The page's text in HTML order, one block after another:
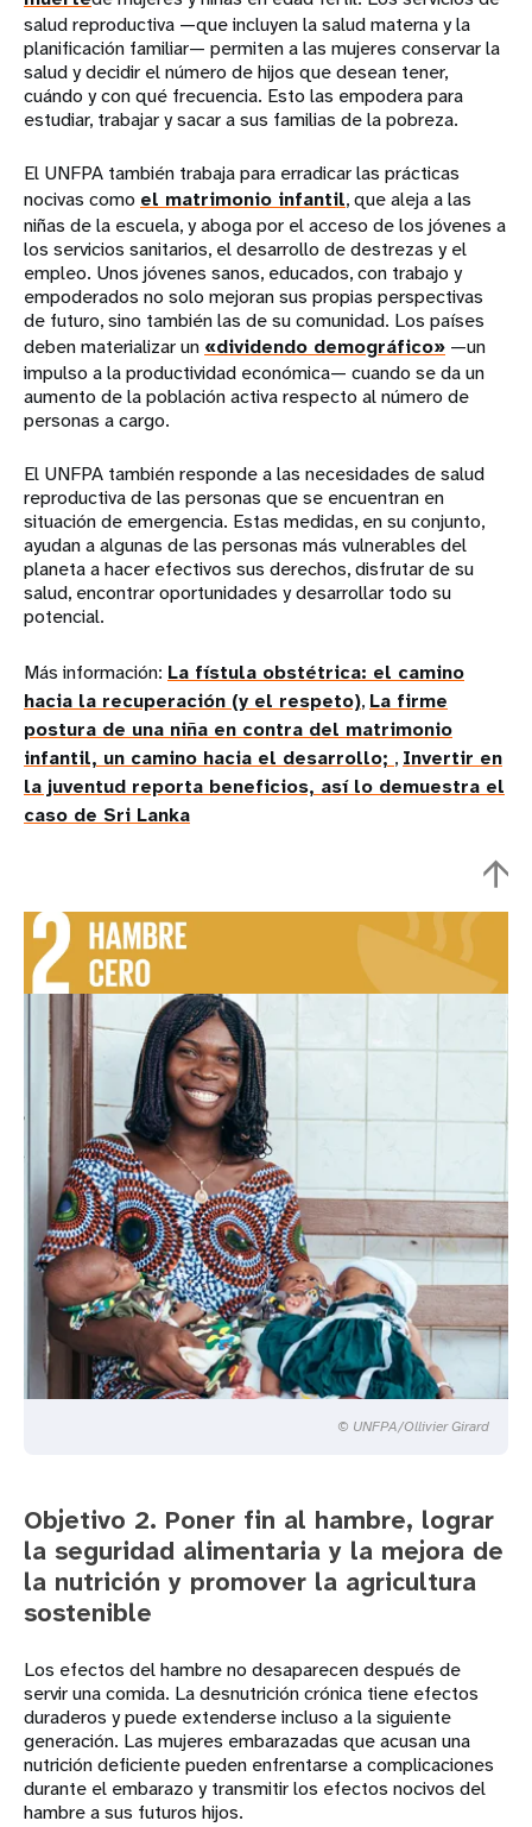
salud reproductiva —que incluyen la salud materna y la
planificación familiar— permiten a las mujeres conservar la
salud y decidir el número de hijos que desean tener,
cuándo y con qué frecuencia. Esto las empodera para
estudiar, trabajar y sacar a sus familias de la pobreza.
El UNFPA también trabaja para erradicar las prácticas
nocivas como el matrimonio infantil, que aleja a las
niñas de la escuela, y aboga por el acceso de los jóvenes a
los servicios sanitarios, el desarrollo de destrezas y el
empleo. Unos jóvenes sanos, educados, con trabajo y
empoderados no solo mejoran sus propias perspectivas
de futuro, sino también las de su comunidad. Los países
deben materializar un «dividendo demográfico» —un
impulso a la productividad económica— cuando se da un
aumento de la población activa respecto al número de
personas a cargo.
El UNFPA también responde a las necesidades de salud
reproductiva de las personas que se encuentran en
situación de emergencia. Estas medidas, en su conjunto,
ayudan a algunas de las personas más vulnerables del
planeta a hacer efectivos sus derechos, disfrutar de su
salud, encontrar oportunidades y desarrollar todo su
potencial.
Más información: La fístula obstétrica: el camino
hacia la recuperación (y el respeto), La firme
postura de una niña en contra del matrimonio
infantil, un camino hacia el desarrollo; , Invertir en
la juventud reporta beneficios, así lo demuestra el
caso de Sri Lanka
© UNFPA/Ollivier Girard
Objetivo 2. Poner fin al hambre, lograr
la seguridad alimentaria y la mejora de
la nutrición y promover la agricultura
sostenible
Los efectos del hambre no desaparecen después de
servir una comida. La desnutrición crónica tiene efectos
duraderos y puede extenderse incluso a la siguiente
generación. Las mujeres embarazadas que acusan una
nutrición deficiente pueden enfrentarse a complicaciones
durante el embarazo y transmitir los efectos nocivos del
hambre a sus futuros hijos.